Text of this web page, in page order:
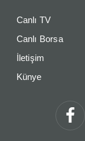
Canlı TV
Canlı Borsa
İletişim
Künye